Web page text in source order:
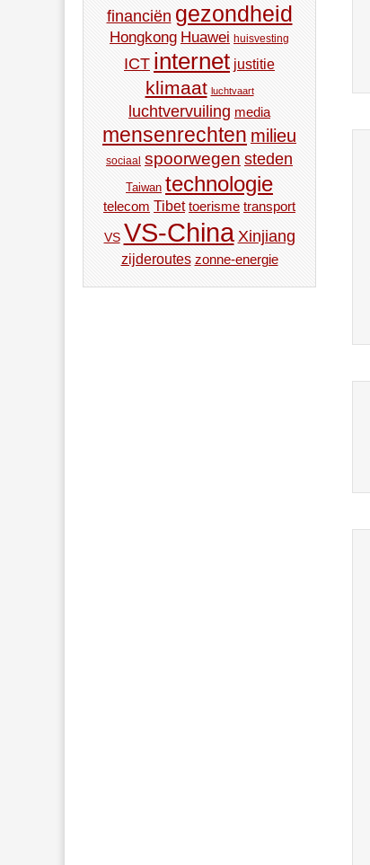
financiën gezondheid
Hongkong Huawei huisvesting
ICT internet justitie
klimaat luchtvaart
luchtvervuiling media
mensenrechten milieu
sociaal spoorwegen steden
Taiwan technologie
telecom Tibet toerisme transport
VS VS-China Xinjiang
zijderoutes zonne-energie